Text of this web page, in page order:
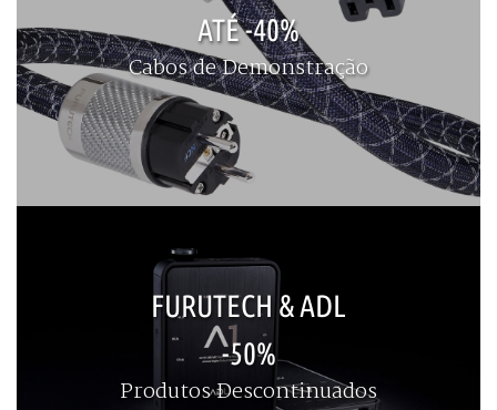
ATÉ -40%
Cabos de Demonstração
FURUTECH & ADL
-50%
Produtos Descontinuados